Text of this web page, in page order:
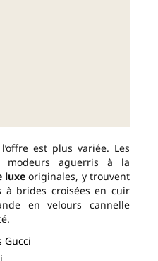
est plus variée. Les
modeurs aguerris à la
luxe originales, y trouvent
à brides croisées en cuir
en velours cannelle
Gucci